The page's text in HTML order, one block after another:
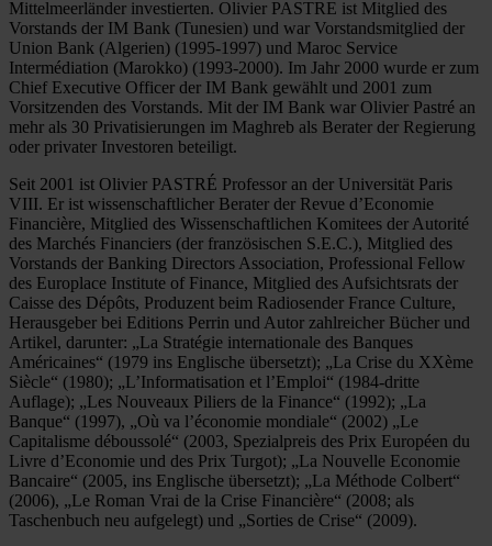
Mittelmeerländer investierten. Olivier PASTRE ist Mitglied des
Vorstands der IM Bank (Tunesien) und war Vorstandsmitglied der
Union Bank (Algerien) (1995-1997) und Maroc Service
Intermédiation (Marokko) (1993-2000). Im Jahr 2000 wurde er zum
Chief Executive Officer der IM Bank gewählt und 2001 zum
Vorsitzenden des Vorstands. Mit der IM Bank war Olivier Pastré an
mehr als 30 Privatisierungen im Maghreb als Berater der Regierung
oder privater Investoren beteiligt.
Seit 2001 ist Olivier PASTRÉ Professor an der Universität Paris
VIII. Er ist wissenschaftlicher Berater der Revue d’Economie
Financière, Mitglied des Wissenschaftlichen Komitees der Autorité
des Marchés Financiers (der französischen S.E.C.), Mitglied des
Vorstands der Banking Directors Association, Professional Fellow
des Europlace Institute of Finance, Mitglied des Aufsichtsrats der
Caisse des Dépôts, Produzent beim Radiosender France Culture,
Herausgeber bei Editions Perrin und Autor zahlreicher Bücher und
Artikel, darunter: „La Stratégie internationale des Banques
Américaines“ (1979 ins Englische übersetzt); „La Crise du XXème
Siècle“ (1980); „L’Informatisation et l’Emploi“ (1984-dritte
Auflage); „Les Nouveaux Piliers de la Finance“ (1992); „La
Banque“ (1997), „Où va l’économie mondiale“ (2002) „Le
Capitalisme déboussolé“ (2003, Spezialpreis des Prix Européen du
Livre d’Economie und des Prix Turgot); „La Nouvelle Economie
Bancaire“ (2005, ins Englische übersetzt); „La Méthode Colbert“
(2006), „Le Roman Vrai de la Crise Financière“ (2008; als
Taschenbuch neu aufgelegt) und „Sorties de Crise“ (2009).